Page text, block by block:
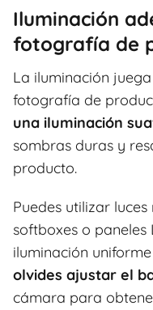
Iluminación
fotografía de
La iluminación
fotografía de
una iluminación
sombras duras y
producto.
Puedes utilizar
softboxes o
iluminación
olvides ajustar el
cámara para